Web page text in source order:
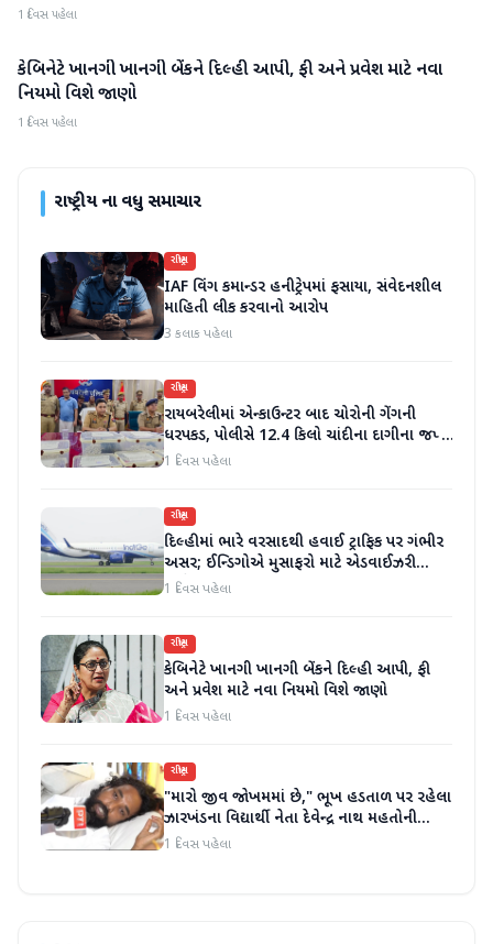
1 દિવસ પહેલા
રાષ્ટ્રીય
કેબિનેટે ખાનગી ખાનગી બેંકને દિલ્હી આપી, ફી અને પ્રવેશ માટે નવા
નિયમો વિશે જાણો
1 દિવસ પહેલા
રાષ્ટ્રીયના વધુ સમાચાર
રાષ્ટ્રીય
IAF વિંગ કમાન્ડર હનીટ્રેપમાં ફસાયા, સંવેદનશીલ
માહિતી લીક કરવાનો આરોપ
3 કલાક પહેલા
રાષ્ટ્રીય
રાયબરેલીમાં એન્કાઉન્ટર બાદ ચોરોની ગેંગની
ધરપકડ, પોલીસે 12.4 કિલો ચાંદીના દાગીના જપ્ત
કર્યા
1 દિવસ પહેલા
રાષ્ટ્રીય
દિલ્હીમાં ભારે વરસાદથી હવાઈ ટ્રાફિક પર ગંભીર
અસર; ઈન્ડિગોએ મુસાફરો માટે એડવાઈઝરી
જાહેર કરી
1 દિવસ પહેલા
રાષ્ટ્રીય
કેબિનેટે ખાનગી ખાનગી બેંકને દિલ્હી આપી, ફી
અને પ્રવેશ માટે નવા નિયમો વિશે જાણો
1 દિવસ પહેલા
રાષ્ટ્રીય
"મારો જીવ જોખમમાં છે," ભૂખ હડતાળ પર રહેલા
ઝારખંડના વિદ્યાર્થી નેતા દેવેન્દ્ર નાથ મહતોની
તબિયત ખરાબ
1 દિવસ પહેલા